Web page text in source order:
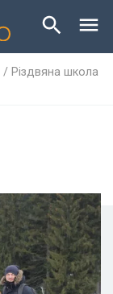
/ Різдвяна школа